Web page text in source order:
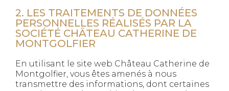
2. LES TRAITEMENTS DE DONNÉES
PERSONNELLES RÉALISÉS PAR LA
SOCIÉTÉ CHÂTEAU CATHERINE DE
MONTGOLFIER
En utilisant le site web Château Catherine de
Montgolfier, vous êtes amenés à nous
transmettre des informations, dont certaines